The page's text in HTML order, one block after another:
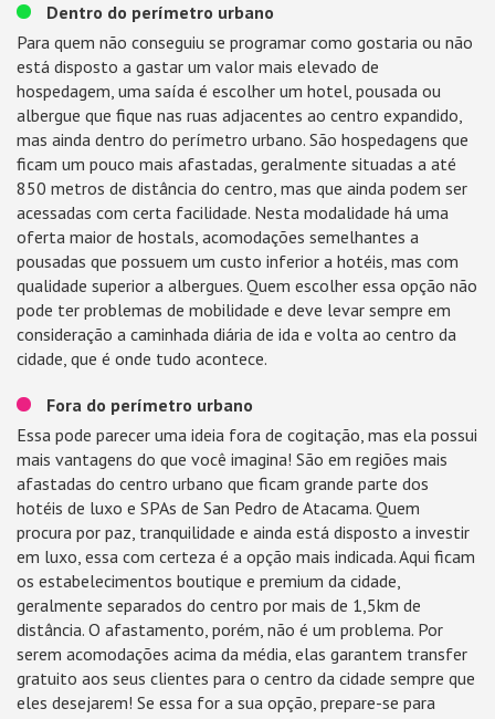
Dentro do perímetro urbano
Para quem não conseguiu se programar como gostaria ou não
está disposto a gastar um valor mais elevado de
hospedagem, uma saída é escolher um hotel, pousada ou
albergue que fique nas ruas adjacentes ao centro expandido,
mas ainda dentro do perímetro urbano. São hospedagens que
ficam um pouco mais afastadas, geralmente situadas a até
850 metros de distância do centro, mas que ainda podem ser
acessadas com certa facilidade. Nesta modalidade há uma
oferta maior de hostals, acomodações semelhantes a
pousadas que possuem um custo inferior a hotéis, mas com
qualidade superior a albergues. Quem escolher essa opção não
pode ter problemas de mobilidade e deve levar sempre em
consideração a caminhada diária de ida e volta ao centro da
cidade, que é onde tudo acontece.
Fora do perímetro urbano
Essa pode parecer uma ideia fora de cogitação, mas ela possui
mais vantagens do que você imagina! São em regiões mais
afastadas do centro urbano que ficam grande parte dos
hotéis de luxo e SPAs de San Pedro de Atacama. Quem
procura por paz, tranquilidade e ainda está disposto a investir
em luxo, essa com certeza é a opção mais indicada. Aqui ficam
os estabelecimentos boutique e premium da cidade,
geralmente separados do centro por mais de 1,5km de
distância. O afastamento, porém, não é um problema. Por
serem acomodações acima da média, elas garantem transfer
gratuito aos seus clientes para o centro da cidade sempre que
eles desejarem! Se essa for a sua opção, prepare-se para